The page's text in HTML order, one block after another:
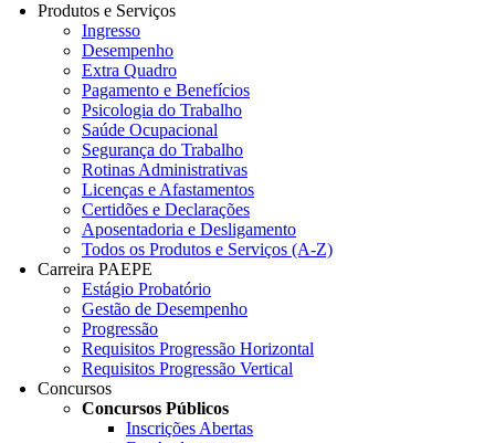
Produtos e Serviços
Ingresso
Desempenho
Extra Quadro
Pagamento e Benefícios
Psicologia do Trabalho
Saúde Ocupacional
Segurança do Trabalho
Rotinas Administrativas
Licenças e Afastamentos
Certidões e Declarações
Aposentadoria e Desligamento
Todos os Produtos e Serviços (A-Z)
Carreira PAEPE
Estágio Probatório
Gestão de Desempenho
Progressão
Requisitos Progressão Horizontal
Requisitos Progressão Vertical
Concursos
Concursos Públicos
Inscrições Abertas